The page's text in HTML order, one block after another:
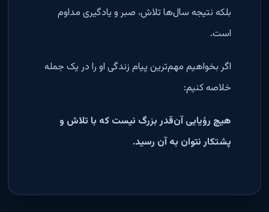
بلکه نتیجه سال‌ها تلاش، صبر و یادگیری مداوم
است.
اگر بخواهیم مهم‌ترین پیام زندگی او را در یک جمله
خلاصه کنیم:
هیچ رؤیایی آن‌قدر بزرگ نیست که با تلاش و
پشتکار نتوان به آن رسید.